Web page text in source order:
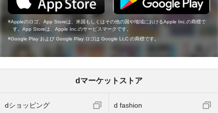
Appleのロゴ、App Storeは、米国もしくはその他の国や地域におけるApple Inc.の商標で
す。App Storeは、Apple Inc.のサービスマークです。
Google Play および Google Play ロゴは Google LLC の商標です。
dマーケットストア
dショッピング d fashion